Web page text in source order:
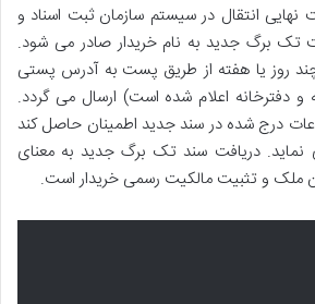
انتقال در سیستم سازمان ثبت اسناد و
تک برگ جدید به نام خریدار صادر می شود.
روز یا هفته از طریق پست به آدرس پستی
و دفترخانه اعلام شده است) ارسال می گردد.
درج شده در سند جدید اطمینان حاصل کند
نماید. دریافت سند تک برگ جدید به معنای
ملک و تثبیت مالکیت رسمی خریدار است.